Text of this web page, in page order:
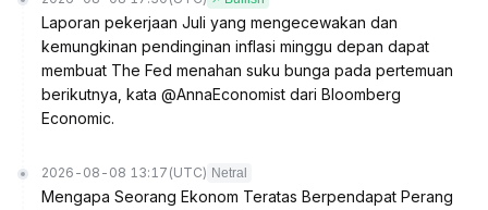
Laporan pekerjaan Juli yang mengecewakan dan
kemungkinan pendinginan inflasi minggu depan dapat
membuat The Fed menahan suku bunga pada pertemuan
berikutnya, kata @AnnaEconomist dari Bloomberg
Economic.
2026-08-08 13:17 (UTC) Netral
Mengapa Seorang Ekonom Teratas Berpendapat Perang